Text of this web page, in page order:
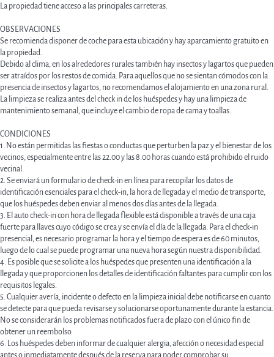
La propiedad tiene acceso a las principales carreteras.
OBSERVACIONES
Se recomienda disponer de coche para esta ubicación y hay aparcamiento gratuito en
la propiedad.
Debido al clima, en los alrededores rurales también hay insectos y lagartos que pueden
ser atraídos por los restos de comida. Para aquellos que no se sientan cómodos con la
presencia de insectos y lagartos, no recomendamos el alojamiento en una zona rural.
La limpieza se realiza antes del check in de los huéspedes y hay una limpieza de
mantenimiento semanal, que incluye el cambio de ropa de cama y toallas.
CONDICIONES
1. No están permitidas las fiestas o conductas que perturben la paz y el bienestar de los
vecinos, especialmente entre las 22.00 y las 8.00 horas cuando está prohibido el ruido
vecinal.
2. Se enviará un formulario de check-in en línea para recopilar los datos de
identificación esenciales para el check-in, la hora de llegada y el medio de transporte,
que los huéspedes deben enviar al menos dos días antes de la llegada.
3. El auto check-in con hora de llegada flexible está disponible a través de una caja
fuerte para llaves cuyo código se crea y se envía el día de la llegada. Para el check-in
presencial, es necesario programar la hora y el tiempo de espera es de 60 minutos,
luego de lo cual se puede programar una nueva hora según nuestra disponibilidad.
4. Es posible que se solicite a los huéspedes que presenten una identificación a la
llegada y que proporcionen los detalles de identificación faltantes para cumplir con los
requisitos legales.
5. Cualquier avería, incidente o defecto en la limpieza inicial debe notificarse en cuanto
se detecte para que pueda revisarse y solucionarse oportunamente durante la estancia.
No se considerarán los problemas notificados fuera de plazo con el único fin de
obtener un reembolso.
6. Los huéspedes deben informar de cualquier alergia, afección o necesidad especial